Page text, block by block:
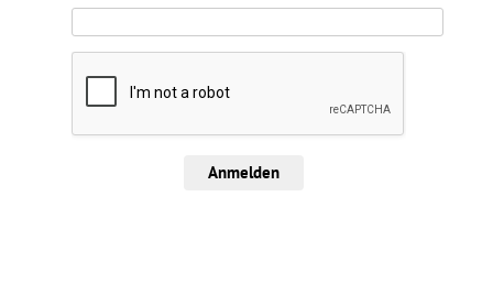
Anmelden